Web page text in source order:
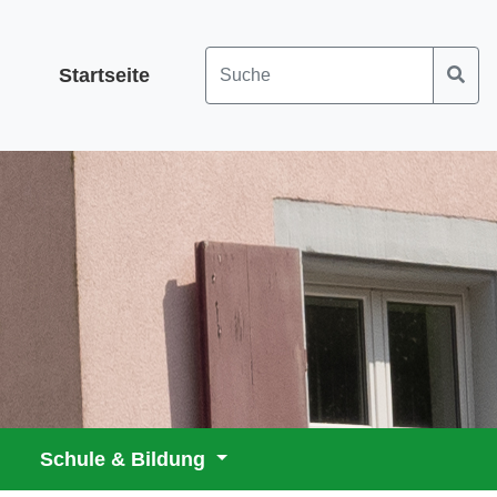
Startseite
Schule & Bildung